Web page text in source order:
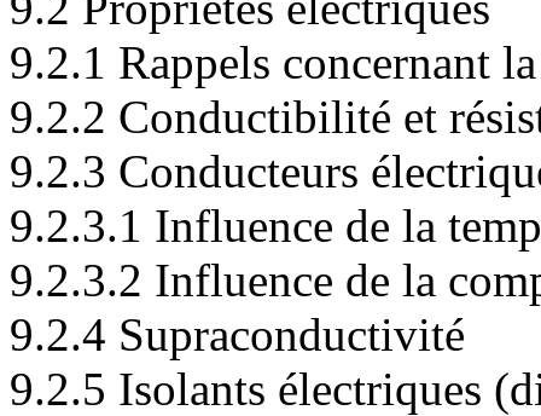
9.2.1 Rappels concernant
9.2.2 Conductibilité et
9.2.3 Conducteurs
9.2.3.1 Influence de la
9.2.3.2 Influence de la
9.2.4 Supraconductivité
9.2.5 Isolants électriques